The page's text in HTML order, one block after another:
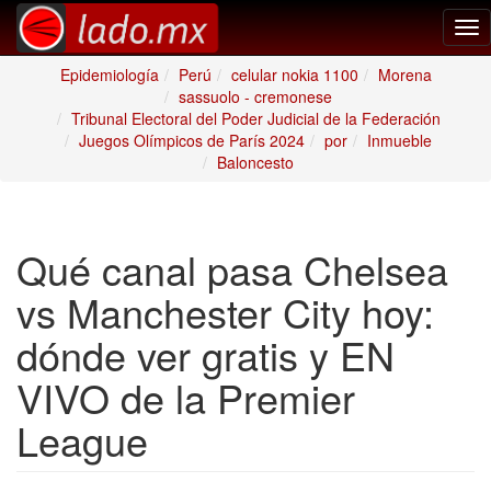
Epidemiología
Perú celular nokia 1100
Morena
sassuolo - cremonese
Tribunal Electoral del Poder Judicial de la Federación
Juegos Olímpicos de París 2024
por
Inmueble
Baloncesto
Qué canal pasa Chelsea
vs Manchester City hoy:
dónde ver gratis y EN
VIVO de la Premier
League